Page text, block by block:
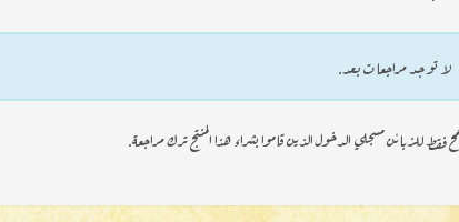
لا توجد مراجعات بعد.
فقط للزبائن مسجلي الدخول الذين قاموا بشراء هذا المنتج ترك مراجعة.